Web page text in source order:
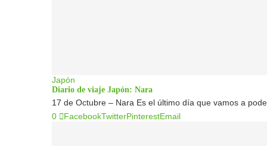
Japón
Diario de viaje Japón: Nara
17 de Octubre – Nara Es el último día que vamos a
0
FacebookTwitterPinterestEmail